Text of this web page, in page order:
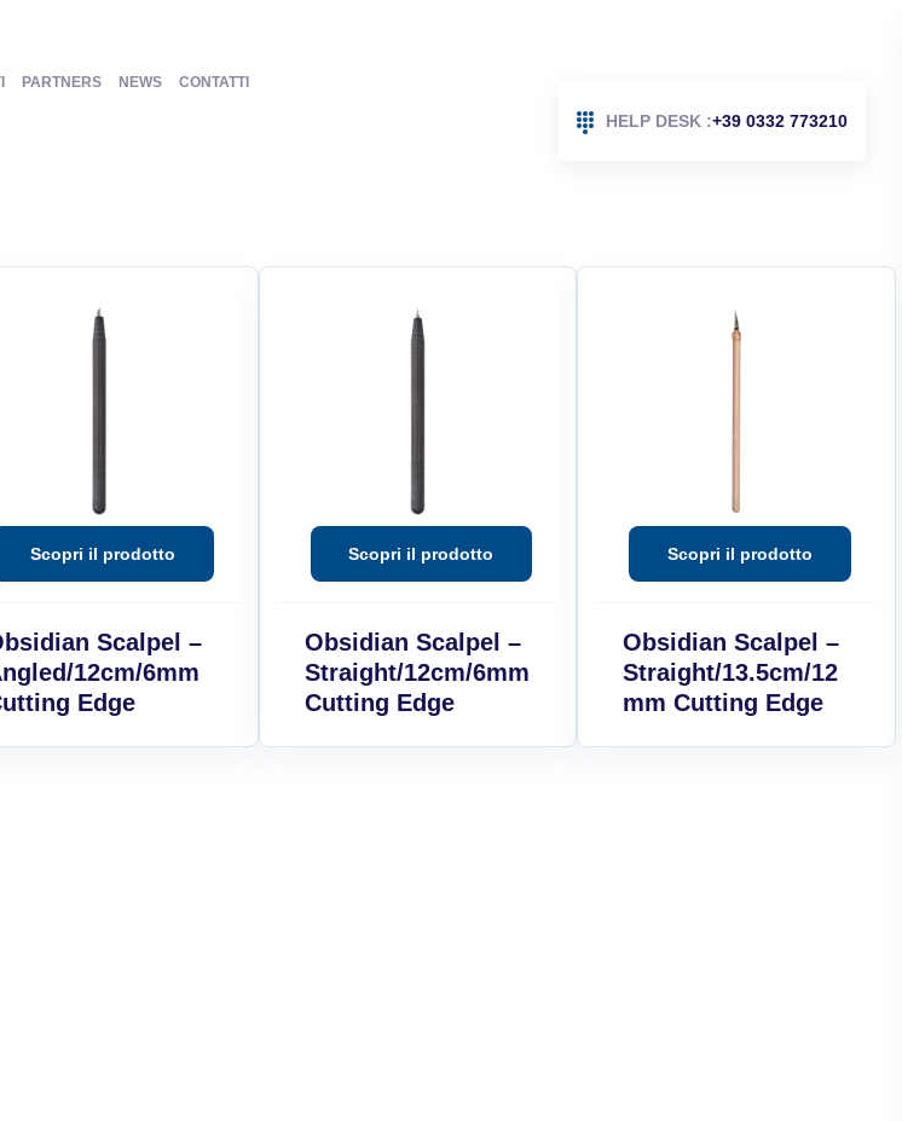
PARTNERS NEWS CONTATTI
HELP DESK :+39 0332 773210
Scalpel –
12cm/6mm
Edge
Obsidian Scalpel –
Straight/12cm/6mm
Cutting Edge
Obsidian Scalpel –
Straight/13.5cm/12
mm Cutting Edge